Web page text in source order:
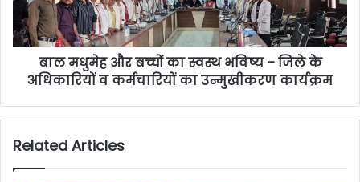
बाल मधुमेह और बच्चों का स्वस्थ भविष्य – जिले के
अधिकारियों व कर्मचारियों का उन्मुखीकरण कार्यक्रम
Related Articles